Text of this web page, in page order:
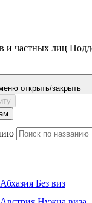
и частных лиц
открыть/закрыть
Абхазия Без виз